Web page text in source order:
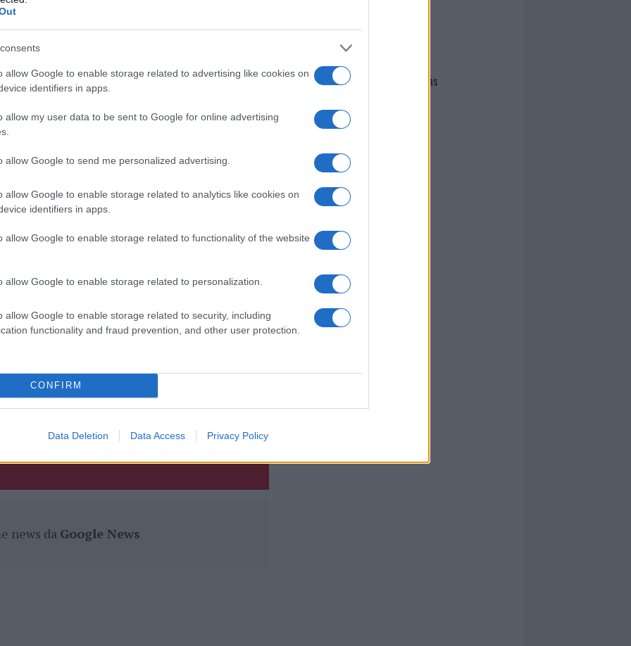
allow Google to enable storage related to advertising like cookies on
identifiers in apps.
allow my user data to be sent to Google for online advertising
allow Google to send me personalized advertising.
allow Google to enable storage related to analytics like cookies on
identifiers in apps.
allow Google to enable storage related to functionality of the website
allow Google to enable storage related to personalization.
allow Google to enable storage related to security, including
functionality and fraud prevention, and other user protection.
CONFIRM
Data Deletion Data Access Privacy Policy
e della scoperta delle eccellenze
nella sezione
Gallura
Pro Loco Santa Teresa Gallura
di GalluraOggi.it
i tuoi video e le tue foto
+39 345 356 7512
news da Google News
Giovannimaria Cabras